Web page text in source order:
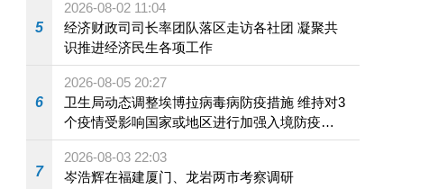
5
2026-08-02 11:04
经济财政司司长率团队落区走访各社团 凝聚共
识推进经济民生各项工作
6
2026-08-05 20:27
卫生局动态调整埃博拉病毒病防疫措施 维持对3
个疫情受影响国家或地区进行加强入境防疫措
施
7
2026-08-03 22:03
岑浩辉在福建厦门、龙岩两市考察调研